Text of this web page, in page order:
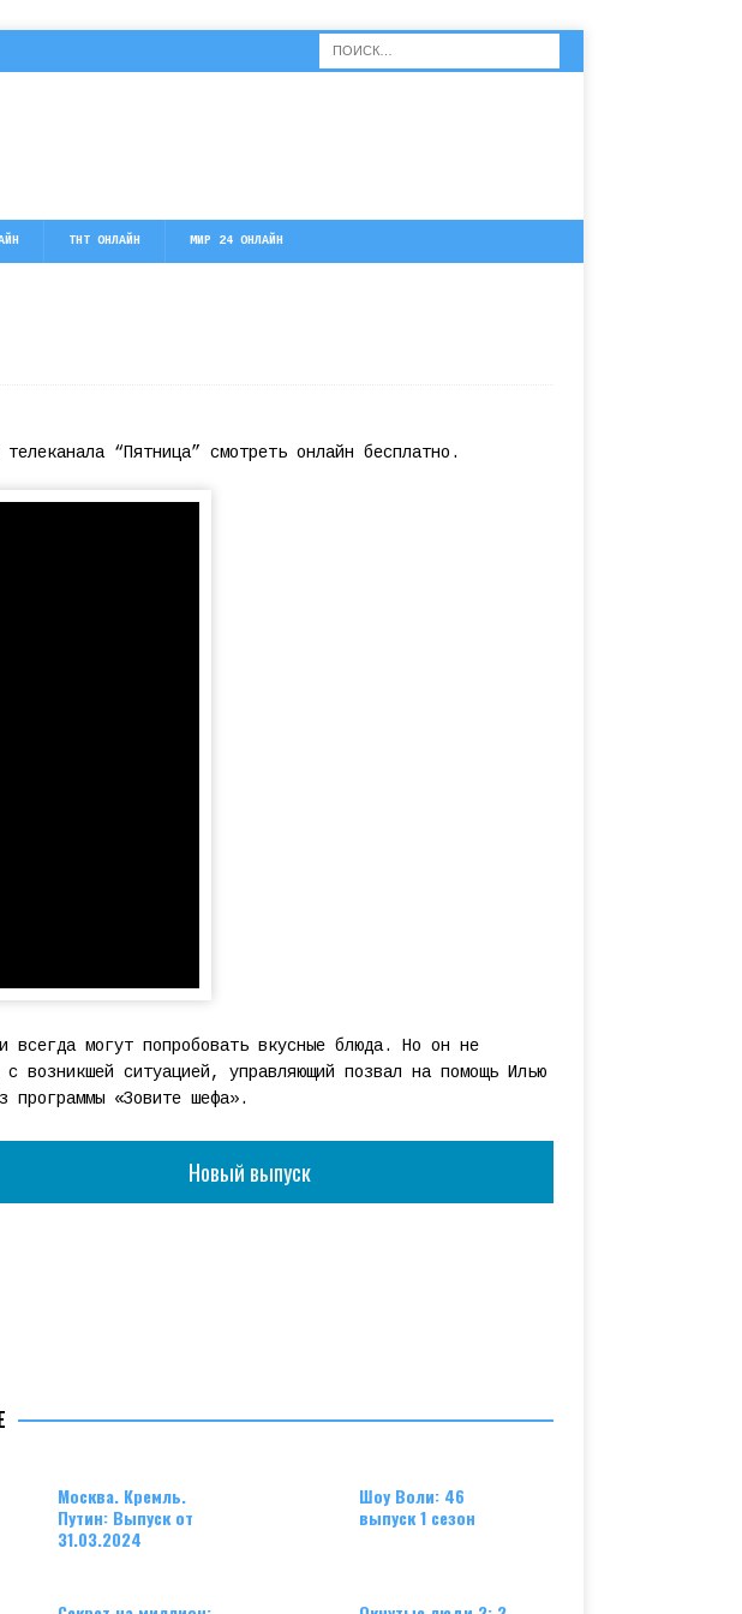
ТНТ ОНЛАЙН МИР 24 ОНЛАЙН
“Пятница” смотреть онлайн бесплатно.
всегда могут попробовать вкусные блюда. Но он не
возникшей ситуацией, управляющий позвал на помощь Илью
программы «Зовите шефа».
Новый выпуск
Москва. Кремль.
Путин: Выпуск от
31.03.2024
Шоу Воли: 46
выпуск 1 сезон